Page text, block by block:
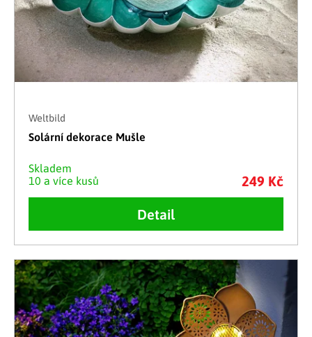
Weltbild
Solární dekorace Mušle
Skladem
10 a více kusů
249 Kč
Detail